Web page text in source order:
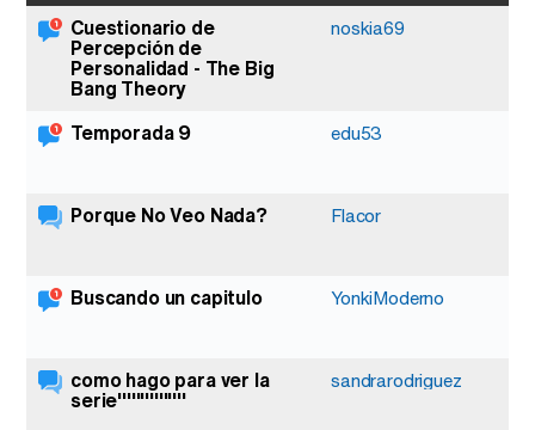
Cuestionario de
Percepción de
Personalidad - The Big
Bang Theory
noskia69
Temporada 9 edu53
Porque No Veo Nada? Flacor
Buscando un capitulo YonkiModerno
como hago para ver la
serie'''''''''''''''
sandrarodriguez